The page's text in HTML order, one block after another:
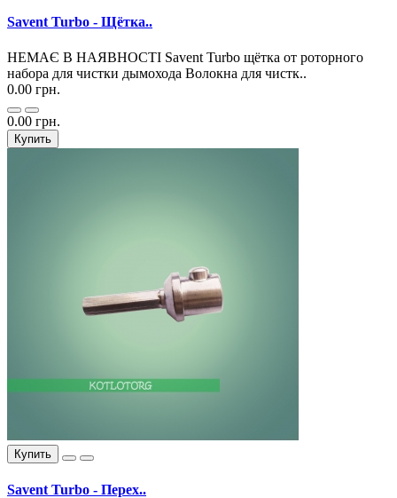
Savent Turbo - Щётка..
НЕМАЄ В НАЯВНОСТІ Savent Turbo щётка от роторного
набора для чистки дымохода Волокна для чистк..
0.00 грн.
0.00 грн.
Купить
Купить
Savent Turbo - Перех..